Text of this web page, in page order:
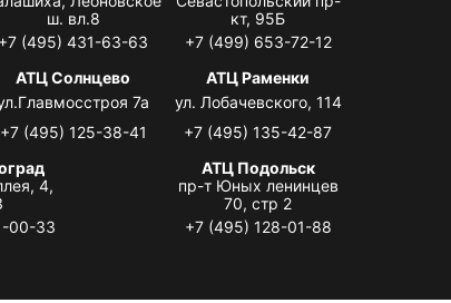
ш. вл.8
+7 (495) 431-63-63
кт, 95Б
+7 (499) 653-72-12
АТЦ Солнцево
7а
+7 (495) 125-38-41
АТЦ Раменки
ул. Лобачевского, 114
+7 (495) 135-42-87
4,
00-33
АТЦ Подольск
пр-т Юных ленинцев
70, стр 2
+7 (495) 128-01-88